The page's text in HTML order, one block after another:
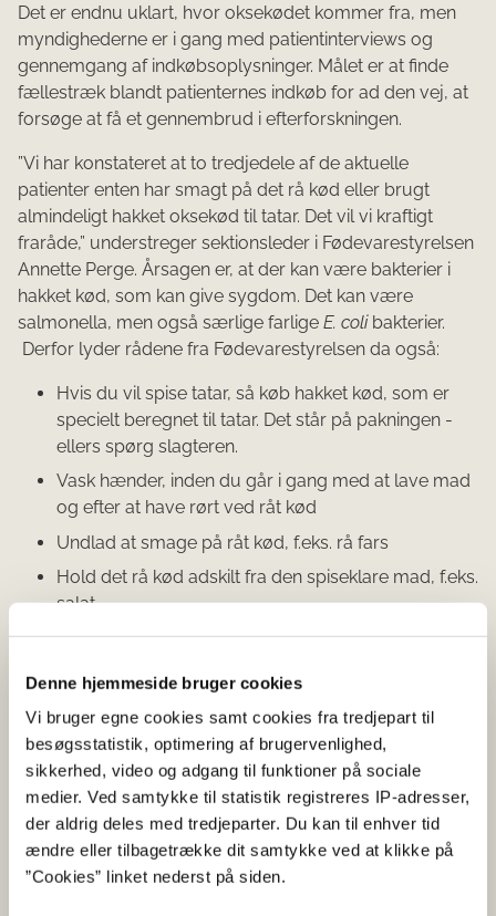
Denne hjemmeside bruger cookies
Vi bruger egne cookies samt cookies fra tredjepart til
besøgsstatistik, optimering af brugervenlighed,
sikkerhed, video og adgang til funktioner på sociale
medier. Ved samtykke til statistik registreres IP-adresser,
der aldrig deles med tredjeparter. Du kan til enhver tid
ændre eller tilbagetrække dit samtykke ved at klikke på
”Cookies” linket nederst på siden.
Det er endnu uklart, hvor oksekødet kommer fra, men
myndighederne er i gang med patientinterviews og
gennemgang af indkøbsoplysninger. Målet er at finde
fællestræk blandt patienternes indkøb for ad den vej, at
forsøge at få et gennembrud i efterforskningen.
”Vi har konstateret at to tredjedele af de aktuelle
patienter enten har smagt på det rå kød eller brugt
almindeligt hakket oksekød til tatar. Det vil vi kraftigt
fraråde,” understreger sektionsleder i Fødevarestyrelsen
Annette Perge. Årsagen er, at der kan være bakterier i
hakket kød, som kan give sygdom. Det kan være
salmonella, men også særlige farlige E. colibakterier.
Derfor lyder rådene fra Fødevarestyrelsen da også:
Hvis du vil spise tatar, så køb hakket kød, som er
specielt beregnet til tatar. Det står på pakningen -
ellers spørg slagteren.
Vask hænder, inden du går i gang med at lave mad
og efter at have rørt ved råt kød
Undlad at smage på råt kød, f.eks. rå fars
Hold det rå kød adskilt fra den spiseklare mad, f.eks.
salat
Gennemsteg eller gennemkog hakket kød
For under en måned siden blev 64 patienter i Danmark
smittet med en salmonellatype, der viste sig at stamme
fra hakket oksekød fra England. Myndighederne i den
centrale udbrudsgruppe har endnu ikke fundet
oprindelsen til smittekilden til det seneste udbrud.
Fakta om Salmonella